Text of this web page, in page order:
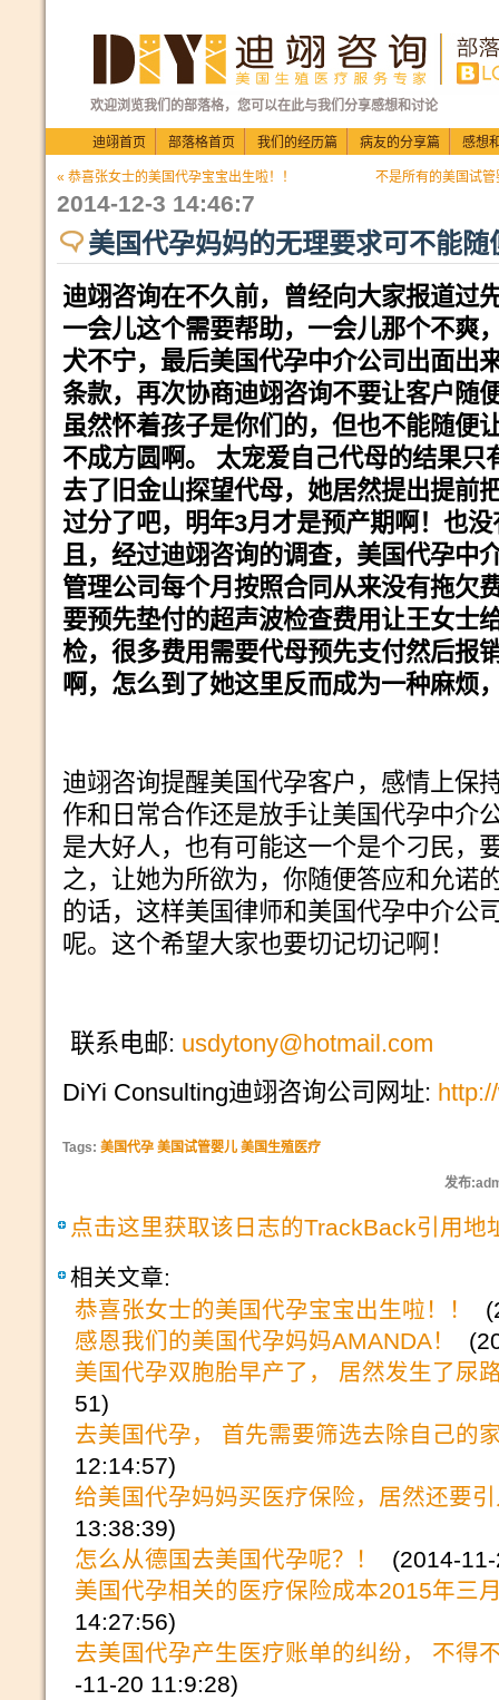
欢迎浏览我们的部落格，您可以在此与我们分享感想和讨论
迪翊首页 部落格首页 我们的经历篇 病友的分享篇 感想
« 恭喜张女士的美国代孕宝宝出生啦！！ 不是所有的美国试
2014-12-3 14:46:7
美国代孕妈妈的无理要求可不能随
迪翊咨询在不久前，曾经向大家报道过
一会儿这个需要帮助，一会儿那个不爽
犬不宁，最后美国代孕中介公司出面出
条款，再次协商迪翊咨询不要让客户随
虽然怀着孩子是你们的，但也不能随便
不成方圆啊。
太宠爱自己代母的结果只
去了旧金山探望代母，她居然提出提前
过分了吧，明年3月才是预产期啊！也
且，经过迪翊咨询的调查，美国代孕中
管理公司每个月按照合同从来没有拖欠
要预先垫付的超声波检查费用让王女士
检，很多费用需要代母预先支付然后报
啊，怎么到了她这里反而成为一种麻烦
迪翊咨询提醒美国代孕客户，感情上保
作和日常合作还是放手让美国代孕中介
是大好人，也有可能这一个是个刁民，
之，让她为所欲为，你随便答应和允诺
的话，这样美国律师和美国代孕中介公
呢。这个希望大家也要切记切记啊！
联系电邮: usdytony@hotmail.com
DiYi Consulting迪翊咨询公司网址:
Tags: 美国代孕 美国试管婴儿 美国生殖医疗
发布
点击这里获取该日志的TrackBack引用地
相关文章:
恭喜张女士的美国代孕宝宝出生啦！！
感恩我们的美国代孕妈妈AMANDA！
美国代孕双胞胎早产了， 居然发生了尿
51)
去美国代孕， 首先需要筛选去除自己的
12:14:57)
给美国代孕妈妈买医疗保险，居然还要
13:38:39)
怎么从德国去美国代孕呢？！
(2014-
美国代孕相关的医疗保险成本2015年三
14:27:56)
去美国代孕产生医疗账单的纠纷， 不得
-11-20 11:9:28)